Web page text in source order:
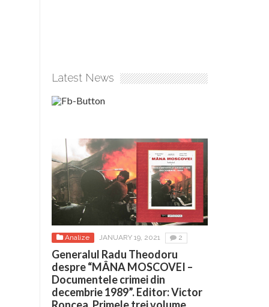
Latest News
Analize JANUARY 19, 2021 2
Generalul Radu Theodoru
despre “MÂNA MOSCOVEI –
Documentele crimei din
decembrie 1989”. Editor: Victor